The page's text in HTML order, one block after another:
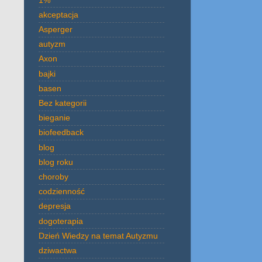
akceptacja
Asperger
autyzm
Axon
bajki
basen
Bez kategorii
bieganie
biofeedback
blog
blog roku
choroby
codzienność
depresja
dogoterapia
Dzień Wiedzy na temat Autyzmu
dziwactwa